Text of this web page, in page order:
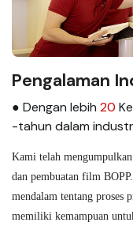
Pengalaman
● Dengan lebih 20
-tahun dalam
Kami telah
dan pembuatan film
mendalam tentang proses
memiliki kemampuan